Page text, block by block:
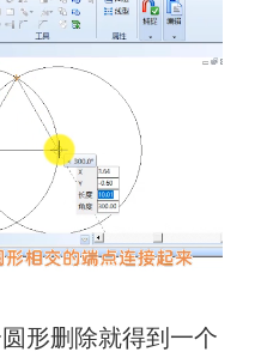
形删除就得到一个